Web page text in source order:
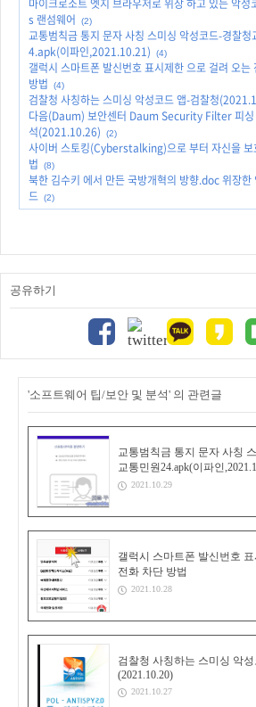
마이크로소트 엣지 브라우저로 위장 하고 있는 악
s 랜섬웨어
(2)
교통범칙금 통지 문자 사칭 스미싱 악성코드-경찰청
4.apk(이파인,2021.10.21)
(4)
갤럭시 스마트폰 발신번호 표시제한 으로 걸려 오는
방법
(4)
검찰청 사칭하는 스미싱 악성코드 앱-검찰청
다음(Daum) 보안센터 Daum Security Filter 피싱
석(2021.10.26)
(2)
사이버 스토킹(Cyberstalking)으로 부터 자신을 보
법
(8)
북한 김수키 에서 만든 국방개혁의 방향.doc 위장한
드 (2)
공유하기
'소프트웨어 팁/보안 및 분석' 의 관련글
교통범칙금 통지 문자 사칭
교통민원24.apk(이파인
2021.10.29
갤럭시 스마트폰 발신번호
전화 차단 방법
2021.10.28
검찰청 사칭하는 스미싱 악
(2021.10.20)
2021.10.27